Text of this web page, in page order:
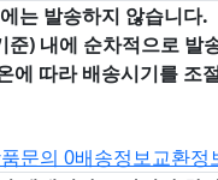
는 발송하지 않습니다.
준) 내에 순차적으로 발
에 따라 배송시기를 조
문의 0배송정보교환정